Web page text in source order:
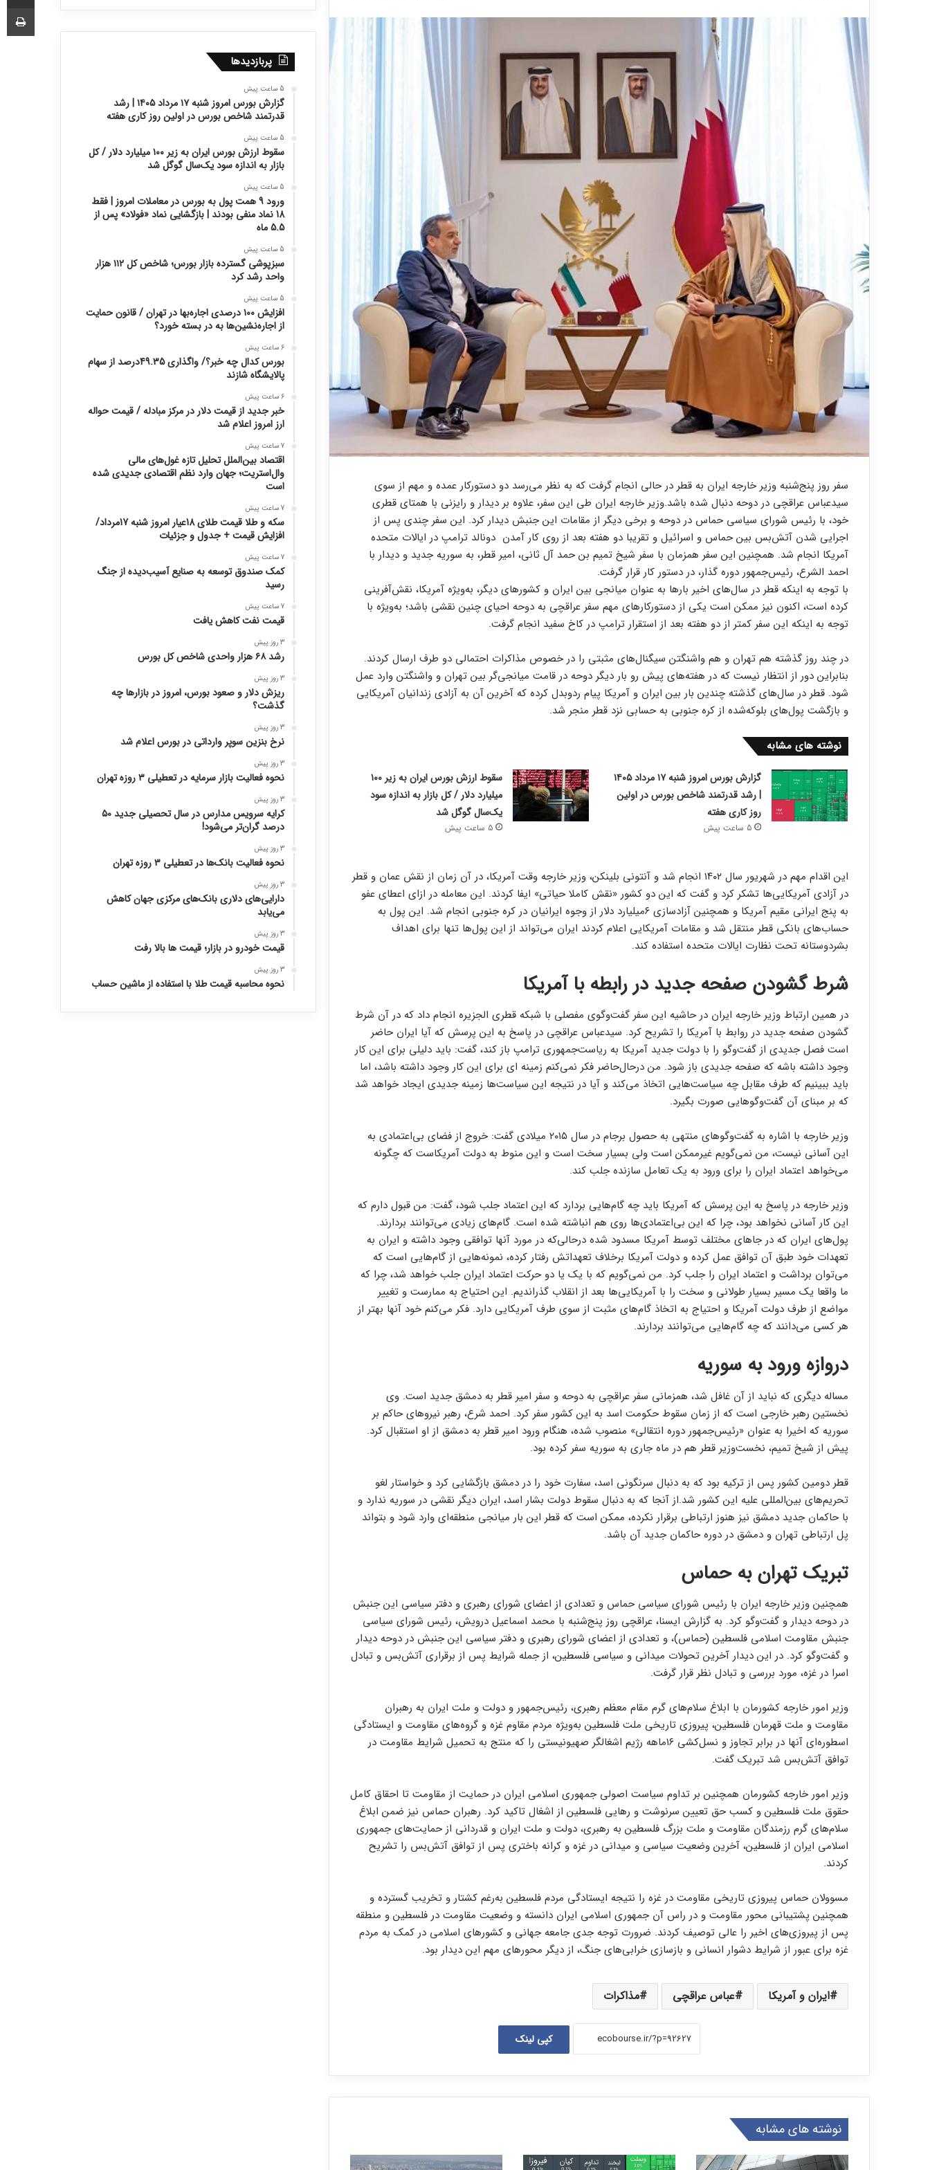
سفر روز پنج‌شنبه وزیر خارجه ایران به قطر در حالی انجام گرفت که به نظر می‌رسد دو دستورکار عمده و مهم از سوی
سیدعباس عراقچی در دوحه دنبال شده باشد.وزیر خارجه ایران طی این سفر، علاوه بر دیدار و رایزنی با همتای قطری
خود، با رئیس شورای سیاسی حماس در دوحه و برخی دیگر از مقامات این جنبش دیدار کرد. این سفر چندی پس از
اجرایی شدن آتش‌بس بین حماس و اسرائیل و تقریبا دو هفته بعد از روی کار‌ آمدن دونالد ترامپ در ایالات متحده
آمریکا انجام شد. همچنین این سفر همزمان با سفر شیخ تمیم بن حمد آل ثانی، امیر قطر، به سوریه جدید و دیدار با
احمد الشرع، رئیس‌جمهور دوره گذار، در دستور کار قرار گرفت.
با توجه به اینکه قطر در سال‌های اخیر بارها به عنوان میانجی بین ایران و کشورهای دیگر، به‌ویژه آمریکا، نقش‌آفرینی
کرده است، اکنون نیز ممکن است یکی از دستورکارهای مهم سفر عراقچی به دوحه احیای چنین نقشی باشد؛ به‌ویژه با
توجه به اینکه این سفر کمتر از دو هفته بعد از استقرار ترامپ در کاخ سفید انجام گرفت.
در چند روز گذشته هم تهران و هم واشنگتن سیگنال‌های مثبتی را در خصوص مذاکرات احتمالی دو طرف ارسال کردند.
بنابراین دور از انتظار نیست که در هفته‌های پیش‌ رو بار دیگر دوحه در قامت میانجی‌گر بین تهران و واشنگتن وارد عمل
شود. قطر در سال‌های گذشته چندین بار بین ایران و آمریکا پیام رد‌و‌بدل کرده که آخرین آن به آزادی زندانیان آمریکایی
و بازگشت پول‌های بلوکه‌شده از کره جنوبی به حسابی نزد قطر منجر شد.
نوشته های مشابه
گزارش بورس امروز شنبه ۱۷ مرداد ۱۴۰۵
| رشد قدرتمند شاخص بورس در اولین
روز کاری هفته
5 ساعت پیش
سقوط ارزش بورس ایران به زیر ۱۰۰
میلیارد دلار / کل بازار به اندازه سود
یک‌سال گوگل شد
5 ساعت پیش
این اقدام مهم در شهریور سال ۱۴۰۲ انجام شد و آنتونی بلینکن، وزیر خارجه وقت آمریکا، در آن زمان از نقش عمان و قطر
در آزادی آمریکایی‌‌‌ها تشکر کرد و گفت که این دو کشور «نقش کاملا حیاتی» ایفا کردند. این معامله در ازای اعطای عفو
به پنج ایرانی مقیم آمریکا و همچنین آزادسازی ۶میلیارد دلار از وجوه ایرانیان در کره جنوبی انجام شد. این پول به
حساب‌های بانکی قطر منتقل شد و مقامات آمریکایی اعلام کردند ایران می‌تواند از این پول‌ها تنها برای اهداف
بشردوستانه تحت نظارت ایالات متحده استفاده کند.
شرط گشودن صفحه جدید در رابطه با آمریکا
در همین ارتباط وزیر خارجه ایران در حاشیه این سفر گفت‌وگوی مفصلی با شبکه قطری الجزیره انجام داد که در آن شرط
گشودن صفحه جدید در روابط با آمریکا را تشریح کرد. سیدعباس عراقچی در پاسخ به این پرسش که آیا ایران حاضر
است فصل جدیدی از گفت‌وگو را با دولت جدید آمریکا به ریاست‌جمهوری ترامپ باز کند، گفت: باید دلیلی برای این کار
وجود داشته باشه که صفحه جدیدی باز شود. من در‌حال‌حاضر فکر نمی‌کنم زمینه‌ ای برای این کار وجود داشته باشد، اما
باید ببینیم که طرف مقابل چه سیاست‌هایی اتخاذ می‌کند و آیا در نتیجه این سیاست‌ها زمینه جدیدی ایجاد خواهد شد
که بر مبنای آن گفت‌و‌گوهایی صورت بگیرد.
وزیر خارجه با اشاره به گفت‌و‌گوهای منتهی به حصول برجام در سال ۲۰۱۵ میلادی گفت: خروج از فضای بی‌اعتمادی به
این آسانی نیست، من نمی‌گویم غیرممکن است ولی بسیار سخت است و این منوط به دولت آمریکاست که چگونه
می‌خواهد اعتماد ایران را برای ورود به یک تعامل سازنده جلب کند.
وزیر خارجه در پاسخ به این پرسش که آمریکا باید چه گام‌هایی بردارد که این اعتماد جلب شود، گفت: من قبول دارم که
این کار آسانی نخواهد بود، چرا که این بی‌اعتمادی‌ها روی هم انباشته شده است. گام‌های زیادی می‌توانند بردارند.
پول‌های ایران که در جاهای مختلف توسط آمریکا مسدود شده در‌حالی‌که در مورد آنها توافقی وجود داشته و ایران به
تعهدات خود طبق آن توافق عمل کرده و دولت آمریکا برخلاف تعهداتش رفتار کرده، نمونه‌هایی از گام‌هایی است که
می‌توان برداشت و اعتماد ایران را جلب کرد. من نمی‌گویم که با یک یا دو حرکت اعتماد ایران جلب خواهد شد، چرا که
ما واقعا یک مسیر بسیار طولانی و سخت را با آمریکایی‌ها بعد از انقلاب گذراندیم. این احتیاج به ممارست و تغییر
مواضع از طرف دولت آمریکا و احتیاج به اتخاذ گام‌های مثبت از سوی طرف آمریکایی دارد. فکر می‌کنم خود آنها بهتر از
هر کسی می‌دانند که چه گام‌هایی می‌توانند بردارند.
دروازه ورود به سوریه
مساله دیگری که نباید از آن غافل شد، همزمانی سفر عراقچی به دوحه و سفر امیر قطر به دمشق جدید است. وی
نخستین رهبر خارجی است که از زمان سقوط حکومت اسد به این کشور سفر کرد. احمد شرع، رهبر نیروهای حاکم بر
سوریه که اخیرا به عنوان «رئیس‌جمهور دوره انتقالی» منصوب شده، هنگام ورود امیر قطر به دمشق از او استقبال کرد.
پیش از شیخ تمیم، نخست‌وزیر قطر هم در ماه جاری به سوریه سفر کرده بود.
قطر دومین کشور پس از ترکیه بود که به دنبال سرنگونی اسد، سفارت خود را در دمشق بازگشایی کرد و خواستار لغو
تحریم‌های بین‌المللی علیه این کشور شد.از آنجا که به دنبال سقوط دولت بشار اسد، ایران دیگر نقشی در سوریه ندارد و
با حاکمان جدید دمشق نیز هنوز ارتباطی برقرار نکرده، ممکن است که قطر این بار میانجی منطقه‌ای وارد شود و بتواند
پل ارتباطی تهران و دمشق در دوره حاکمان جدید آن باشد.
تبریک تهران به حماس
همچنین وزیر خارجه ایران با رئیس شورای سیاسی حماس و تعدادی از اعضای شورای رهبری و دفتر سیاسی این جنبش
در دوحه دیدار و گفت‌وگو کرد. به گزارش ایسنا، عراقچی روز پنج‌شنبه با محمد اسماعیل درویش، رئیس شورای سیاسی
جنبش مقاومت اسلامی فلسطین (حماس)، و تعدادی از اعضای شورای رهبری و دفتر سیاسی این جنبش در دوحه دیدار
و گفت‌وگو کرد. در این دیدار آخرین تحولات میدانی و سیاسی فلسطین، از جمله شرایط پس از برقراری آتش‌بس و تبادل
اسرا در غزه، مورد بررسی ‌و تبادل نظر قرار گرفت.
وزیر امور خارجه کشورمان با ابلاغ سلام‌های گرم مقام معظم رهبری، رئیس‌جمهور و دولت و ملت ایران به رهبران
مقاومت و ملت قهرمان فلسطین، پیروزی تاریخی ملت فلسطین به‌ویژه مردم مقاوم غزه و گروه‌های مقاومت و ایستادگی
اسطوره‌ای آنها در برابر تجاوز و نسل‌کشی ۱۶ماهه رژیم اشغالگر صهیونیستی را که منتج به تحمیل شرایط مقاومت در
توافق آتش‌بس شد تبریک گفت.
وزیر امور خارجه کشورمان همچنین بر تداوم سیاست اصولی جمهوری اسلامی ایران در حمایت از مقاومت تا احقاق کامل
حقوق ملت فلسطین و کسب حق تعیین سرنوشت و رهایی فلسطین از اشغال تاکید کرد. رهبران حماس نیز ضمن ابلاغ
سلام‌های گرم رزمندگان مقاومت و ‌ملت بزرگ فلسطین به رهبری، دولت و ملت ایران و قدردانی از حمایت‌های جمهوری
اسلامی ایران از فلسطین، آخرین وضعیت سیاسی و میدانی در غزه و کرانه باختری پس از توافق آتش‌بس را تشریح
کردند.
مسوولان حماس پیروزی تاریخی مقاومت در غزه را نتیجه ایستادگی مردم فلسطین به‌رغم کشتار و تخریب گسترده و
همچنین پشتیبانی محور مقاومت و در راس آن جمهوری اسلامی ایران دانسته و وضعیت مقاومت در فلسطین و منطقه
پس از پیروزی‌های اخیر را عالی توصیف کردند. ضرورت توجه جدی جامعه جهانی و کشورهای اسلامی در کمک به مردم
غزه برای عبور از شرایط دشوار انسانی و بازسازی خرابی‌های جنگ، از دیگر محورهای مهم این دیدار بود.
ایران و آمریکا عباس عراقچی مذاکرات
کپی لینک
نوشته های مشابه
پربازدیدها
5 ساعت پیش
گزارش بورس امروز شنبه ۱۷ مرداد ۱۴۰۵ | رشد
قدرتمند شاخص بورس در اولین روز کاری هفته
5 ساعت پیش
سقوط ارزش بورس ایران به زیر ۱۰۰ میلیارد دلار / کل
بازار به اندازه سود یک‌سال گوگل شد
5 ساعت پیش
ورود 9 همت پول به بورس در معاملات امروز | فقط
18 نماد منفی بودند | بازگشایی نماد «فولاد» پس از
5.5 ماه
5 ساعت پیش
سبزپوشی گسترده بازار بورس؛ شاخص کل ۱۱۲ هزار
واحد رشد کرد
5 ساعت پیش
افزایش ۱۰۰ درصدی اجاره‌بها در تهران / قانون حمایت
از اجاره‌نشین‌ها به در بسته خورد؟
6 ساعت پیش
بورس کدال چه خبر؟/ واگذاری 49.35درصد از سهام
پالایشگاه شازند
6 ساعت پیش
خبر جدید از قیمت دلار در مرکز مبادله / قیمت حواله
ارز امروز اعلام شد
7 ساعت پیش
اقتصاد بین‌الملل تحلیل تازه غول‌های مالی
وال‌استریت؛ جهان وارد نظم اقتصادی جدیدی شده
است
7 ساعت پیش
سکه و طلا قیمت طلای 18عیار امروز شنبه 17مرداد/
افزایش قیمت + جدول و جزئیات
7 ساعت پیش
کمک صندوق توسعه به صنایع آسیب‌دیده از جنگ
رسید
7 ساعت پیش
قیمت نفت کاهش یافت
3 روز پیش
رشد ۶۸ هزار واحدی شاخص کل بورس
3 روز پیش
ریزش دلار و صعود بورس، امروز در بازارها چه
گذشت؟
3 روز پیش
نرخ بنزین سوپر وارداتی در بورس اعلام شد
3 روز پیش
نحوه فعالیت بازار سرمایه در تعطیلی ۳ روزه تهران
3 روز پیش
کرایه سرویس مدارس در سال تحصیلی جدید ۵۰
درصد گران‌تر می‌شود!
3 روز پیش
نحوه فعالیت بانک‌ها در تعطیلی ۳ روزه تهران
3 روز پیش
دارایی‌های دلاری بانک‌های مرکزی جهان کاهش
می‌یابد
3 روز پیش
قیمت خودرو در بازار؛ قیمت ها بالا رفت
3 روز پیش
نحوه محاسبه قیمت طلا با استفاده از ماشین حساب